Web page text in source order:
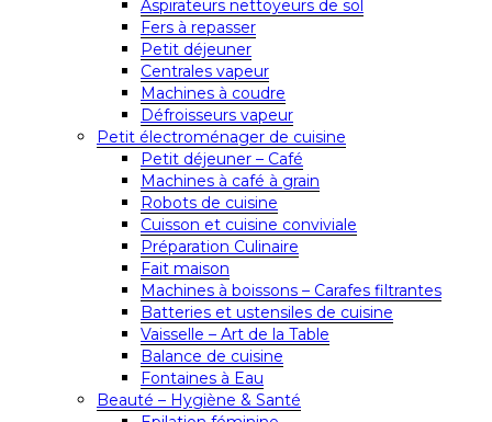
Aspirateurs nettoyeurs de sol
Fers à repasser
Petit déjeuner
Centrales vapeur
Machines à coudre
Défroisseurs vapeur
Petit électroménager de cuisine
Petit déjeuner – Café
Machines à café à grain
Robots de cuisine
Cuisson et cuisine conviviale
Préparation Culinaire
Fait maison
Machines à boissons – Carafes filtrantes
Batteries et ustensiles de cuisine
Vaisselle – Art de la Table
Balance de cuisine
Fontaines à Eau
Beauté – Hygiène & Santé